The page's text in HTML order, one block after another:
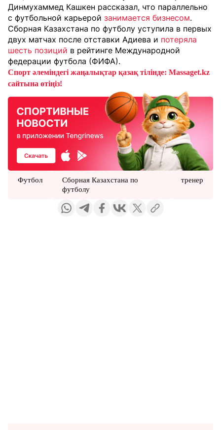
Динмухаммед Кашкен рассказал, что параллельно
с футбольной карьерой занимается бизнесом.
Сборная Казахстана по футболу уступила в первых
двух матчах после отставки Адиева и потеряла
шесть позиций в рейтинге Международной
федерации футбола (ФИФА).
Спорт әлеміндегі жаңалықтар қазақ тілінде: Massaget.kz
сайтына өтіңіз!
Футбол
Сборная Казахстана по
футболу
тренер